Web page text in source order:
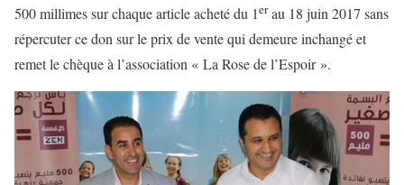
500 millimes sur chaque article acheté du 1erau 18 juin 2017 sans
répercuter ce don sur le prix de vente qui demeure inchangé et
remet le chèque à l’association « La Rose de l’Espoir ».